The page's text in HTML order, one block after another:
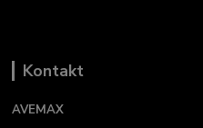
Kontakt
AVEMAX